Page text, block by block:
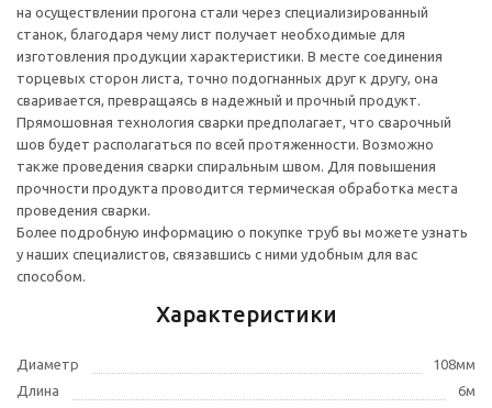
на осуществлении прогона стали через специализированный
станок, благодаря чему лист получает необходимые для
изготовления продукции характеристики. В месте соединения
торцевых сторон листа, точно подогнанных друг к другу, она
сваривается, превращаясь в надежный и прочный продукт.
Прямошовная технология сварки предполагает, что сварочный
шов будет располагаться по всей протяженности. Возможно
также проведения сварки спиральным швом. Для повышения
прочности продукта проводится термическая обработка места
проведения сварки.
Более подробную информацию о покупке труб вы можете узнать
у наших специалистов, связавшись с ними удобным для вас
способом.
Характеристики
Диаметр
108мм
Длина
6м